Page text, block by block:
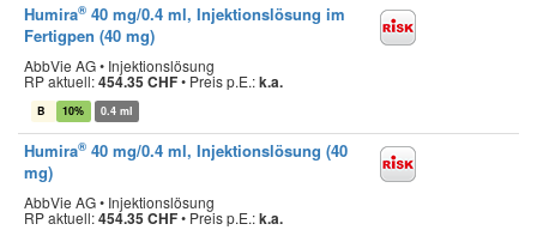
Humira® 40 mg/0.4 ml, Injektionslösung im
Fertigpen (40 mg)
AbbVie AG • Injektionslösung
RP aktuell:454.35 CHF• Preis p.E.:k.a.
B 10% 0.4 ml
Humira® 40 mg/0.4 ml, Injektionslösung (40
mg)
AbbVie AG • Injektionslösung
RP aktuell:454.35 CHF• Preis p.E.:k.a.